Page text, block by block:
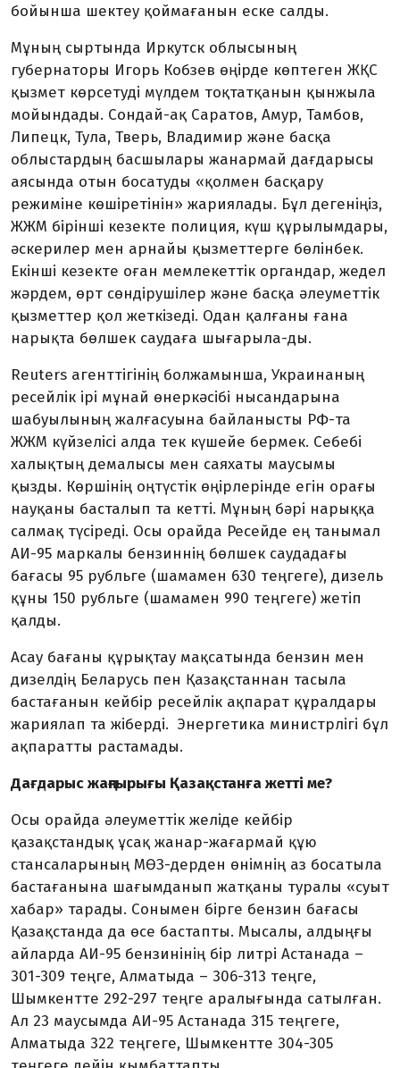
бойынша шектеу қоймағанын еске салды.
Мұның сыртында Иркутск облысының
губернаторы Игорь Кобзев өңірде көптеген ЖҚС
қызмет көрсетуді мүлдем тоқтатқанын қынжыла
мойындады. Сондай-ақ Саратов, Амур, Тамбов,
Липецк, Тула, Тверь, Владимир және бас­қа
облыстардың басшылары жанармай дағдарысы
аясында отын босатуды «қолмен басқару
режиміне көшіретінін» жариялады. Бұл дегеніңіз,
ЖЖМ бірінші кезекте поли­ция, күш құрылымдары,
әскерилер мен арнайы қызметтерге бөлінбек.
Екінші кезекте оған мемлекеттік органдар, жедел
жәрдем, өрт сөндірушілер және басқа әлеуметтік
қызметтер қол жеткізеді. Одан қалғаны ғана
нарықта бөлшек саудаға шығарыла-ды.
Reuters агенттігінің болжамынша, Украинаның
ресейлік ірі мұнай өнеркәсібі нысандарына
шабуылының жалғасуына байланысты РФ-та
ЖЖМ күйзелісі алда тек күшейе бермек. Себебі
халықтың демалысы мен саяхаты маусымы
қызды. Көршінің оңтүстік өңірлерінде егін орағы
науқаны басталып та кетті. Мұның бәрі нарыққа
салмақ түсіреді. Осы орайда Ресейде ең танымал
АИ-95 маркалы бензиннің бөлшек саудадағы
бағасы 95 рубльге (шамамен 630 теңгеге), дизель
құны 150 рубльге (шамамен 990 теңгеге) жетіп
қалды.
Асау бағаны құрықтау мақсатында бензин мен
дизелдің Беларусь пен Қазақ­станнан тасыла
бастағанын кейбір ресейлік ақпарат құралдары
жариялап та жіберді. Энергетика министрлігі бұл
ақпаратты растамады.
Дағдарыс жаңғырығы Қазақстанға жетті ме?
Осы орайда әлеуметтік желіде кейбір
қазақстандық ұсақ жанар-жағармай құю
стансаларының МӨЗ-дерден өнімнің аз босатыла
бастағанына шағымданып жатқаны туралы «суыт
хабар» тарады. Сонымен бірге бензин бағасы
Қазақстанда да өсе бастапты. Мысалы, алдыңғы
ай­ларда АИ-95 бензинінің бір литрі Астанада –
301-309 теңге, Алматыда – 306-313 теңге,
Шымкентте 292-297 теңге аралы­ғында сатылған.
Ал 23 маусымда АИ-95 Астанада 315 теңгеге,
Алматыда 322 теңгеге, Шымкентте 304-305